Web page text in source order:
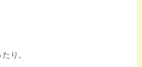
り。